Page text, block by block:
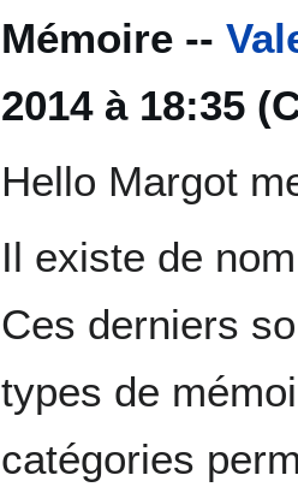
Mémoire --
2014 à 18:35
Hello Margot
Il existe de
Ces derniers
types de
catégories